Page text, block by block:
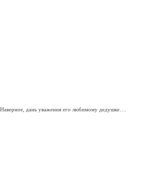
дань уважения его любимому дедушке….